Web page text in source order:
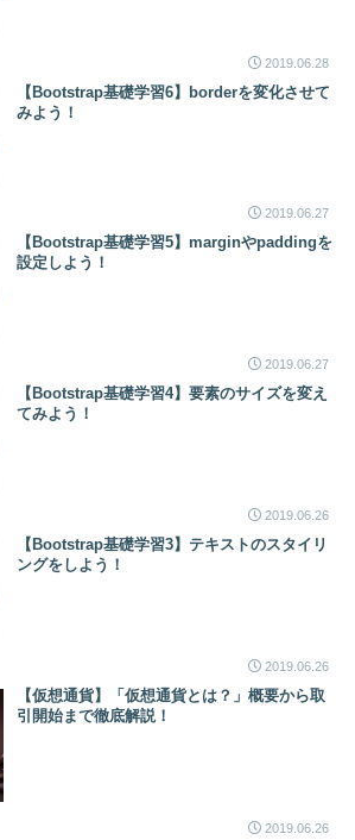
2019.06.28
【Bootstrap基礎学習6】borderを変化させて
みよう！
2019.06.27
【Bootstrap基礎学習5】marginやpaddingを
設定しよう！
2019.06.27
【Bootstrap基礎学習4】要素のサイズを変え
てみよう！
2019.06.26
【Bootstrap基礎学習3】テキストのスタイリ
ングをしよう！
2019.06.26
【仮想通貨】「仮想通貨とは？」概要から取
引開始まで徹底解説！
2019.06.26